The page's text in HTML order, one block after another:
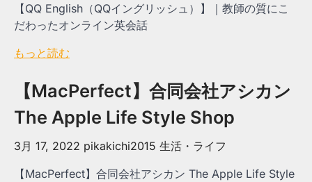
【QQ English（QQイングリッシュ）】｜教師の質にこ
だわったオンライン英会話
もっと読む
【MacPerfect】合同会社アシカン
The Apple Life Style Shop
3月 17, 2022 pikakichi2015 生活・ライフ
【MacPerfect】合同会社アシカン The Apple Life Style